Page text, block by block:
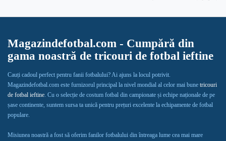
Magazindefotbal.com - Cumpără din
gama noastră de tricouri de fotbal ieftine
Cauți cadoul perfect pentru fanii fotbalului? Ai ajuns la locul potrivit.
Magazindefotbal.com este furnizorul principal la nivel mondial al celor mai bune tricouri
de fotbal ieftine. Cu o selecție de costum fotbal din campionate și echipe naționale de pe
șase continente, suntem sursa ta unică pentru prețuri excelente la echipamente de fotbal
populare.
Misiunea noastră a fost să oferim fanilor fotbalului din întreaga lume cea mai mare